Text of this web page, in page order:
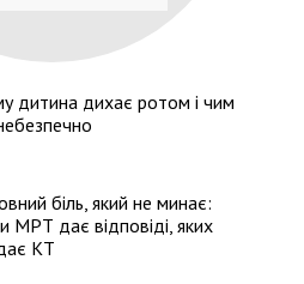
дитина дихає ротом і чим
біль, який не минає:
МРТ дає відповіді, яких
КТ